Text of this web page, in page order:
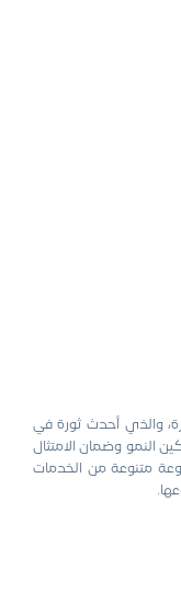
والذي أحدث ثورة في
النمو وضمان الامتثال
متنوعة من الخدمات